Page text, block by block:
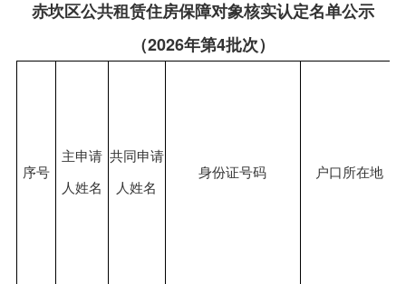
赤坎区公共租赁住房保障对象核实认定名单公示
（2026年第4批次）
序号
主申请
人姓名
共同申请
人姓名
身份证号码 户口所在地